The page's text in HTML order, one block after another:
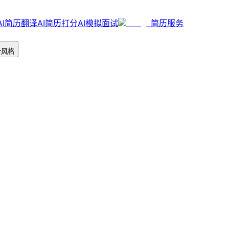
简历翻译AI简历打分AI模拟面试
简历服务
格